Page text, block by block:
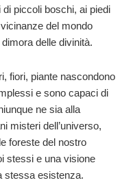
piccoli boschi, ai piedi
del mondo
delle divinità.
fiori, piante nascondono
e sono capaci di
ne sia alla
misteri dell’universo,
foreste del nostro
stessi e una visione
stessa esistenza.